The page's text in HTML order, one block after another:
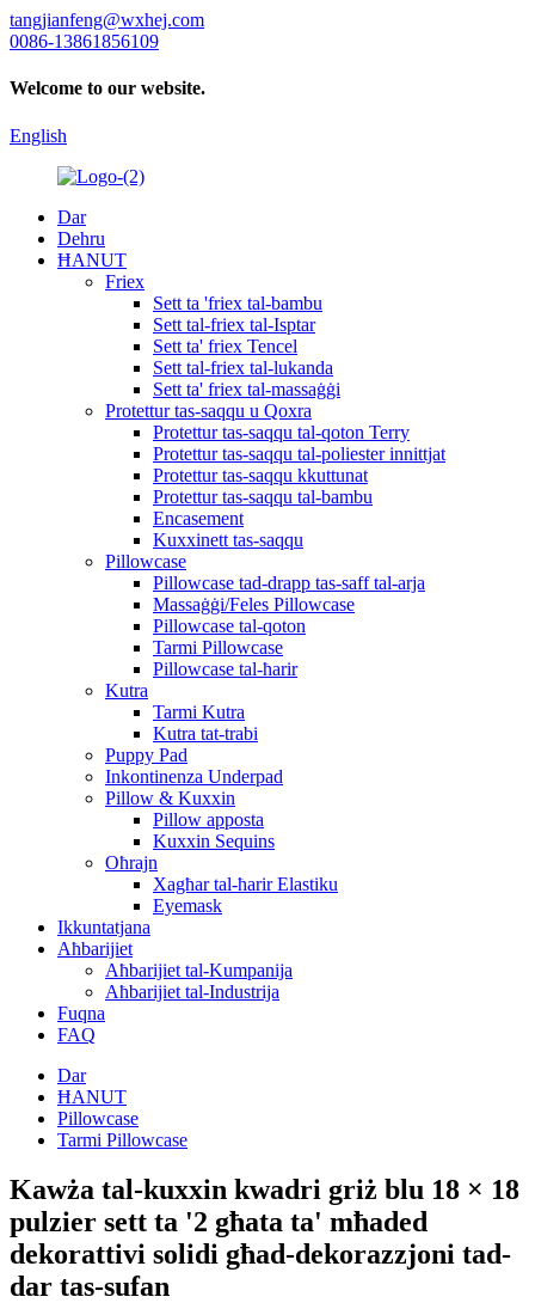
tangjianfeng@wxhej.com
0086-13861856109
Welcome to our website.
English
Dar
Dehru
ĦANUT
Friex
Sett ta 'friex tal-bambu
Sett tal-friex tal-Isptar
Sett ta' friex Tencel
Sett tal-friex tal-lukanda
Sett ta' friex tal-massaġġi
Protettur tas-saqqu u Qoxra
Protettur tas-saqqu tal-qoton Terry
Protettur tas-saqqu tal-poliester innittjat
Protettur tas-saqqu kkuttunat
Protettur tas-saqqu tal-bambu
Encasement
Kuxxinett tas-saqqu
Pillowcase
Pillowcase tad-drapp tas-saff tal-arja
Massaġġi/Feles Pillowcase
Pillowcase tal-qoton
Tarmi Pillowcase
Pillowcase tal-ħarir
Kutra
Tarmi Kutra
Kutra tat-trabi
Puppy Pad
Inkontinenza Underpad
Pillow & Kuxxin
Pillow apposta
Kuxxin Sequins
Oħrajn
Xagħar tal-ħarir Elastiku
Eyemask
Ikkuntatjana
Aħbarijiet
Aħbarijiet tal-Kumpanija
Aħbarijiet tal-Industrija
Fuqna
FAQ
Dar
ĦANUT
Pillowcase
Tarmi Pillowcase
Kawża tal-kuxxin kwadri griż blu 18 × 18
pulzier sett ta '2 għata ta' mħaded
dekorattivi solidi għad-dekorazzjoni tad-
dar tas-sufan